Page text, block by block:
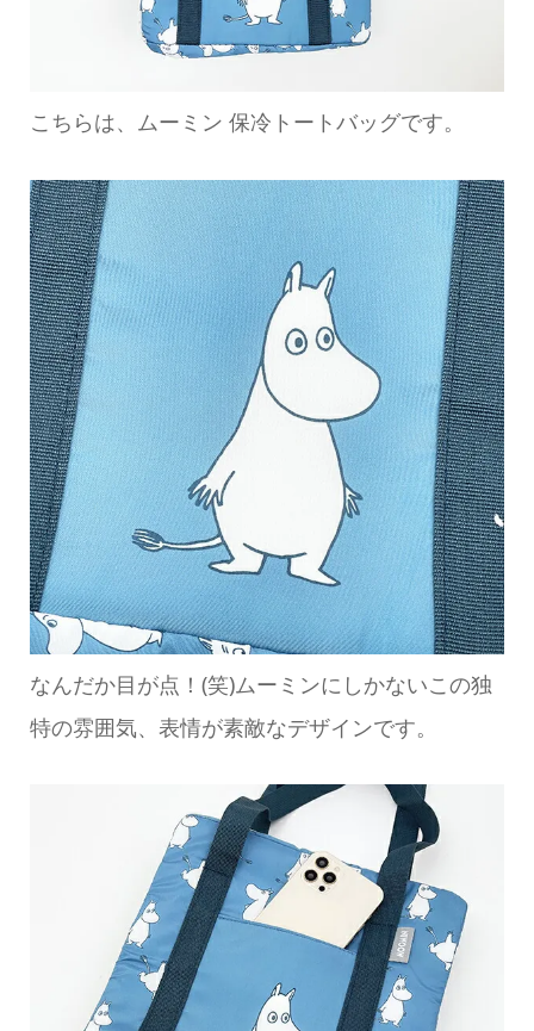
こちらは、ムーミン 保冷トートバッグです。
なんだか目が点！(笑)ムーミンにしかないこの独
特の雰囲気、表情が素敵なデザインです。